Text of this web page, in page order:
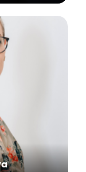
seit 2012 das
Recruiting
hinaus
sowie